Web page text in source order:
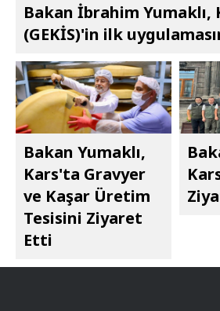
Bakan İbrahim Yumaklı,
(GEKİS)'in ilk
Bakan Yumaklı,
Kars'ta Gravyer
ve Kaşar Üretim
Tesisini Ziyaret
Etti